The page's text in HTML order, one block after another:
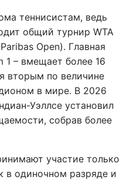
теннисистам, ведь
общий турнир WTA
Open). Главная
1 – вмещает более 16
вторым по величине
в мире. В 2026
Уэллсе установил
собрав более
участие только
в одиночном разряде и